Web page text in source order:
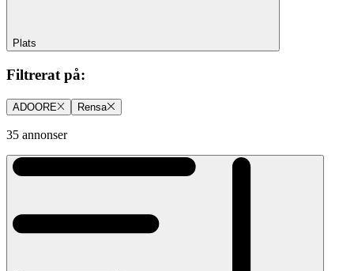
Plats
Filtrerat på:
ADOORE Rensa
35 annonser